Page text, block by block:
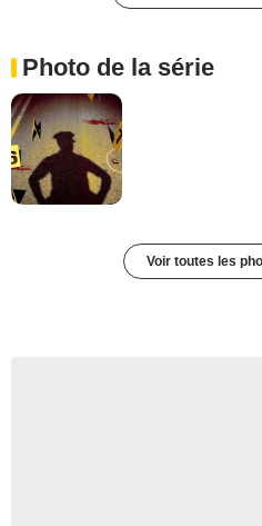
Photo de la série
Voir toutes les